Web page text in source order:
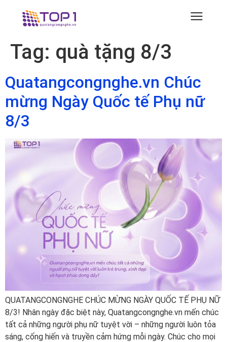
Tag: quà tặng 8/3
Quatangcongnghe.vn Chúc
mừng Ngày Quốc tế Phụ nữ
8/3
QUATANGCONGNGHE CHÚC MỪNG NGÀY QUỐC TẾ PHỤ NỮ
8/3! Nhân ngày đặc biệt này, Quatangcongnghe.vn mến chúc
tất cả những người phụ nữ tuyệt vời – những người luôn tỏa
sáng, cống hiến và truyền cảm hứng mỗi ngày. Chúc cho mọi